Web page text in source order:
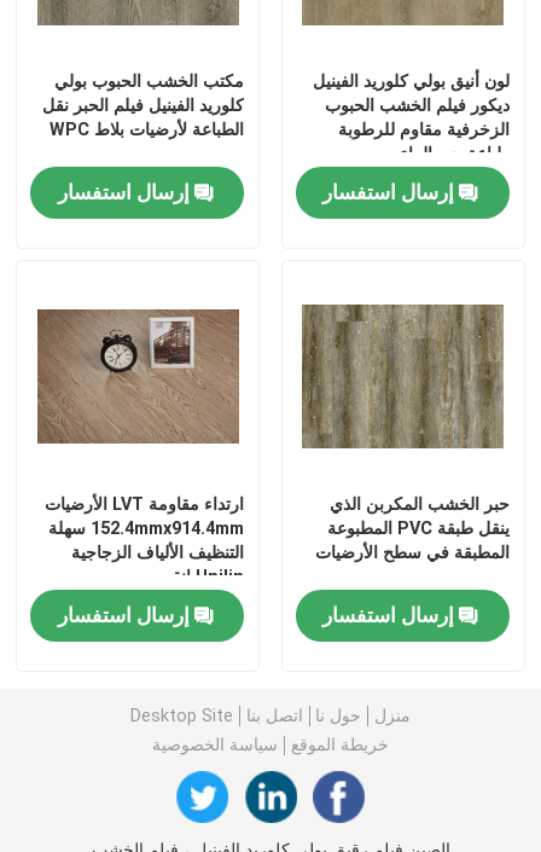
الأرضيات البلاستيكية
قشر ولصق أرضيات الفينيل
ملصق الحائط من البيت
لون أنيق بولي كلوريد الفينيل
ديكور فيلم الخشب الحبوب
الزخرفية مقاوم للرطوبة
طباعة حبر الماء
إرسال استفسار
مكتب الخشب الحبوب بولي
كلوريد الفينيل فيلم الحبر نقل
الطباعة لأرضيات بلاط WPC
إرسال استفسار
حبر الخشب المكربن ​​الذي
ينقل طبقة PVC المطبوعة
المطبقة في سطح الأرضيات
إرسال استفسار
ارتداء مقاومة LVT الأرضيات
152.4mmx914.4mm سهلة
التنظيف الألياف الزجاجية
Unilin انقر
إرسال استفسار
منزل حول نا اتصل بنا
Desktop Site
خريطة الموقع
سياسة الخصوصية